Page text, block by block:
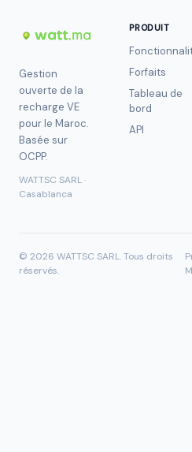
Gestion
ouverte de la
recharge VE
pour le Maroc.
Basée sur
OCPP.
WATTSC SARL ·
Casablanca
PRODUIT
Forfaits
Tableau de
bord
API
© 2026 WATTSC SARL.Tous droits
réservés.